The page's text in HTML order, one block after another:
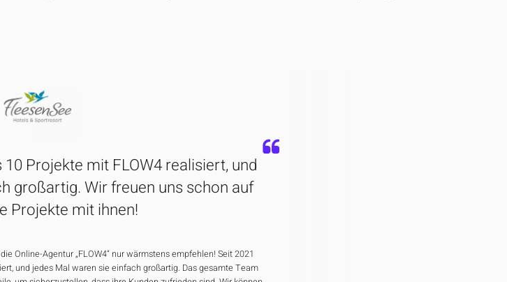
Projekte mit FLOW4 realisiert, und
großartig. Wir freuen uns schon auf
Projekte mit ihnen!
Online-Agentur „FLOW4“ nur wärmstens empfehlen! Seit 2021
und jedes Mal waren sie einfach großartig. Das gesamte Team